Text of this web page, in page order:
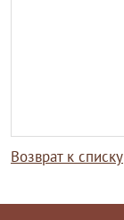
Возврат к списку